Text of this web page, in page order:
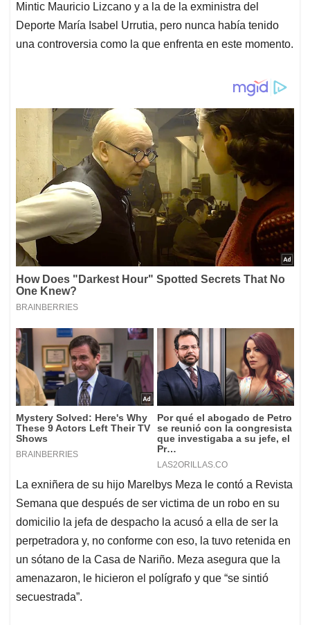
Mintic Mauricio Lizcano y a la de la exministra del
Deporte María Isabel Urrutia, pero nunca había tenido
una controversia como la que enfrenta en este momento.
La exniñera de su hijo Marelbys Meza le contó a Revista
Semana que después de ser victima de un robo en su
domicilio la jefa de despacho la acusó a ella de ser la
perpetradora y, no conforme con eso, la tuvo retenida en
un sótano de la Casa de Nariño. Meza asegura que la
amenazaron, le hicieron el polígrafo y que “se sintió
secuestrada”.